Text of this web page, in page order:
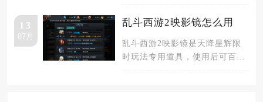
持续到
13
07月
乱斗西游2映影镜怎么用
乱斗西游2映影镜是天降星辉限
时玩法专用道具，使用后可百分